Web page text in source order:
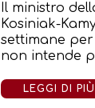
Il ministro
Kosiniak-
settimane per
non intende
LEGGI DI PIÙ